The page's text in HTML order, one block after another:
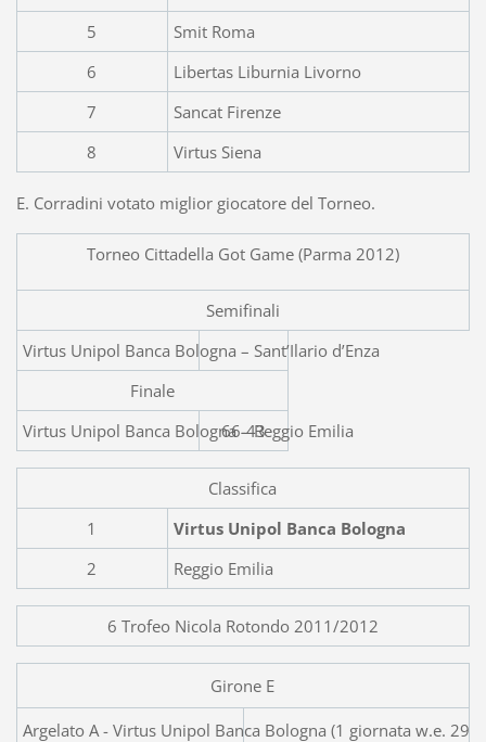
5
Smit Roma
6
Libertas Liburnia Livorno
7
Sancat Firenze
8
Virtus Siena
E. Corradini votato miglior giocatore del Torneo.
Torneo Cittadella Got Game (Parma 2012)
Semifinali
Virtus Unipol Banca Bologna –
Finale
Virtus Unipol Banca Bologna – Reggio Emilia
66-43
Classifica
1
Virtus Unipol Banca Bologna
2
Reggio Emilia
6 Trofeo Nicola Rotondo 2011/2012
Girone E
Argelato A - Virtus Unipol Banca